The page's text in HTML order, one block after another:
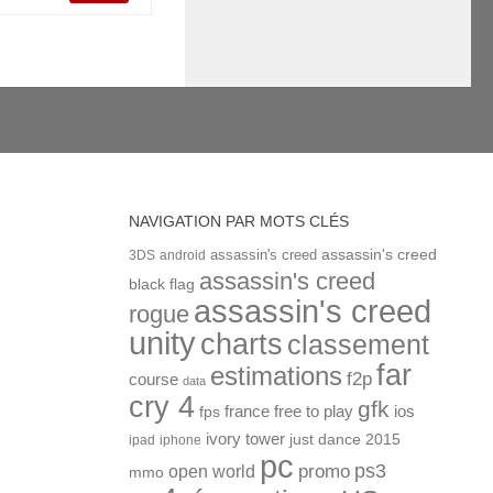
NAVIGATION PAR MOTS CLÉS
3DS android assassin's creed assassin's creed
black flag assassin's creed
rogue assassin's creed
unitycharts classement
course data estimations f2p far
cry 4 fps france free to play gfk ios
ipad iphone ivory tower just dance 2015
mmo open world pc promo ps3